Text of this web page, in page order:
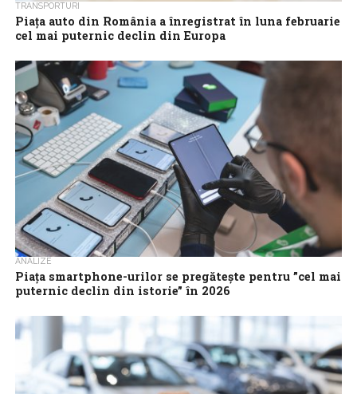
TRANSPORTURI
Piața auto din România a înregistrat în luna februarie
cel mai puternic declin din Europa
anual în februarie, după un declin înregistrat luna precedentă, pe
fondul cererii...
ANALIZE
Piaţa smartphone-urilor se pregăteşte pentru ”cel mai
puternic declin din istorie” în 2026
înregistra în 2026 cel mai sever declin de până acum, pe fondul
crizei...